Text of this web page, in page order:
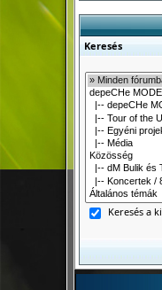
Keresés
Keresés a